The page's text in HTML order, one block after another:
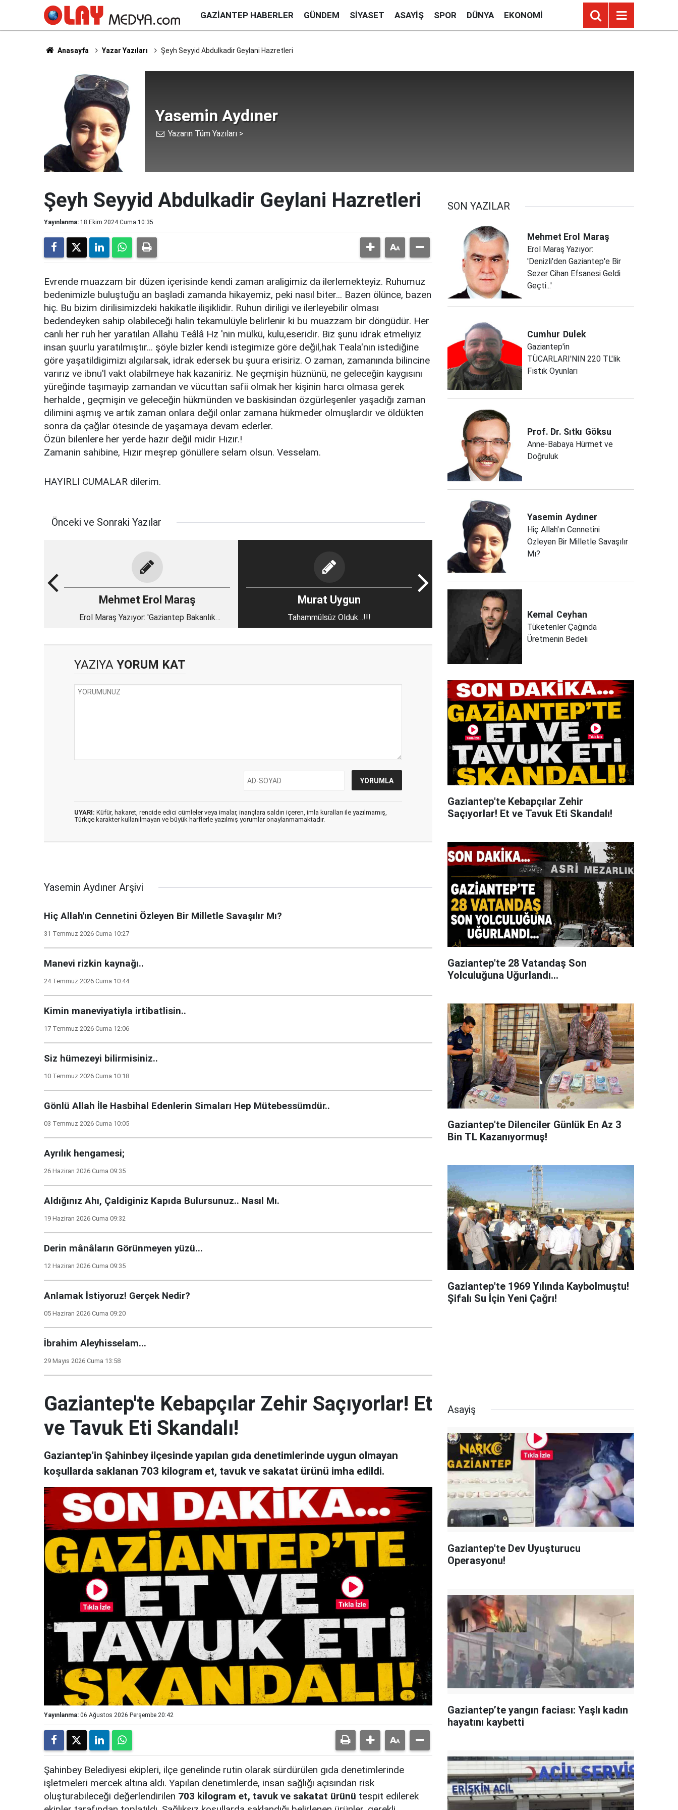
GAZIANTEP HABERLER GÜNDEM SIYASET ASAYIŞ SPOR DÜNYA EKONOMI
Anasayfa Yazar Yazıları Şeyh Seyyid Abdulkadir Geylani Hazretleri
Yasemin Aydıner
Yazarın Tüm Yazıları >
Şeyh Seyyid Abdulkadir Geylani Hazretleri
Yayınlanma: 18 Ekim 2024 Cuma 10:35
Evrende muazzam bir düzen içerisinde kendi zaman araligimiz da ilerlemekteyiz. Ruhumuz
bedenimizle buluştuğu an başladi zamanda hikayemiz, peki nasıl biter... Bazen ölünce, bazen
hiç. Bu bizim dirilisimizdeki hakikatle ilişiklidir. Ruhun diriligi ve ilerleyebilir olması
bedendeyken sahip olabileceği halin tekamulüyle belirlenir ki bu muazzam bir döngüdür. Her
canlı her ruh her yaratılan Allahü Teâlâ Hz 'nin mülkü, kulu,eseridir. Biz şunu idrak etmeliyiz
insan şuurlu yaratılmıştır... şöyle bizler kendi istegimize göre değil,hak Teala'nın istediğine
göre yaşatildigimizı algılarsak, idrak edersek bu şuura erisiriz. O zaman, zamanında bilincine
varırız ve ibnu'l vakt olabilmeye hak kazaniriz. Ne geçmişin hüznünü, ne geleceğin kaygısını
yüreğinde taşımayip zamandan ve vücuttan safii olmak her kişinin harcı olmasa gerek
herhalde , geçmişin ve geleceğin hükmünden ve baskisindan özgürleşenler yaşadığı zaman
dilimini aşmış ve artık zaman onlara değil onlar zamana hükmeder olmuşlardır ve öldükten
sonra da çağlar ötesinde de yaşamaya devam ederler.
Özün bilenlere her yerde hazır değil midir Hızır.!
Zamanin sahibine, Hızır meşrep gönüllere selam olsun. Vesselam.
HAYIRLI CUMALAR dilerim.
Önceki ve Sonraki Yazılar
Mehmet Erol Maraş
Erol Maraş Yazıyor: 'Gaziantep Bakanlık
Murat Uygun
Tahammülsüz Olduk…!!!
YAZIYA YORUM KAT
UYARI: Küfür, hakaret, rencide edici cümleler veya imalar, inançlara saldırı içeren, imla kuralları ile yazılmamış,
Türkçe karakter kullanılmayan ve büyük harflerle yazılmış yorumlar onaylanmamaktadır.
Yasemin Aydıner Arşivi
Hiç Allah'ın Cennetini Özleyen Bir Milletle Savaşılır Mı?
31 Temmuz 2026 Cuma 10:27
Manevi rizkin kaynağı..
24 Temmuz 2026 Cuma 10:44
Kimin maneviyatiyla irtibatlisin..
17 Temmuz 2026 Cuma 12:06
Siz hümezeyi bilirmisiniz..
10 Temmuz 2026 Cuma 10:18
Gönlü Allah İle Hasbihal Edenlerin Simaları Hep Mütebessümdür..
03 Temmuz 2026 Cuma 10:05
Ayrılık hengamesi;
26 Haziran 2026 Cuma 09:35
Aldığınız Ahı, Çaldiginiz Kapıda Bulursunuz.. Nasıl Mı.
19 Haziran 2026 Cuma 09:32
Derin mânâların Görünmeyen yüzü...
12 Haziran 2026 Cuma 09:35
Anlamak İstiyoruz! Gerçek Nedir?
05 Haziran 2026 Cuma 09:20
İbrahim Aleyhisselam...
29 Mayıs 2026 Cuma 13:58
SON YAZILAR
Mehmet Erol Maraş
Erol Maraş Yazıyor:
'Denizli'den Gaziantep'e Bir
Sezer Cihan Efsanesi Geldi
Geçti...'
Cumhur Dulek
Gaziantep'in
TÜCARLARI'NIN 220 TL'lik
Fıstık Oyunları
Prof. Dr. Sıtkı Göksu
Anne-Babaya Hürmet ve
Doğruluk
Yasemin Aydıner
Hiç Allah'ın Cennetini
Özleyen Bir Milletle Savaşılır
Mı?
Kemal Ceyhan
Tüketenler Çağında
Üretmenin Bedeli
Gaziantep'te Kebapçılar Zehir
Saçıyorlar! Et ve Tavuk Eti Skandalı!
Gaziantep'te 28 Vatandaş Son
Yolculuğuna Uğurlandı...
Gaziantep'te Dilenciler Günlük En Az 3
Bin TL Kazanıyormuş!
Gaziantep'te 1969 Yılında Kaybolmuştu!
Şifalı Su İçin Yeni Çağrı!
Gaziantep'te Kebapçılar Zehir Saçıyorlar! Et
ve Tavuk Eti Skandalı!
Gaziantep'in Şahinbey ilçesinde yapılan gıda denetimlerinde uygun olmayan
koşullarda saklanan 703 kilogram et, tavuk ve sakatat ürünü imha edildi.
Yayınlanma: 06 Ağustos 2026 Perşembe 20:42
Şahinbey Belediyesi ekipleri, ilçe genelinde rutin olarak sürdürülen gıda denetimlerinde
işletmeleri mercek altına aldı. Yapılan denetimlerde, insan sağlığı açısından risk
oluşturabileceği değerlendirilen 703 kilogram et, tavuk ve sakatat ürünü tespit edilerek
Asayiş
Gaziantep'te Dev Uyuşturucu
Operasyonu!
Gaziantep’te yangın faciası: Yaşlı kadın
hayatını kaybetti